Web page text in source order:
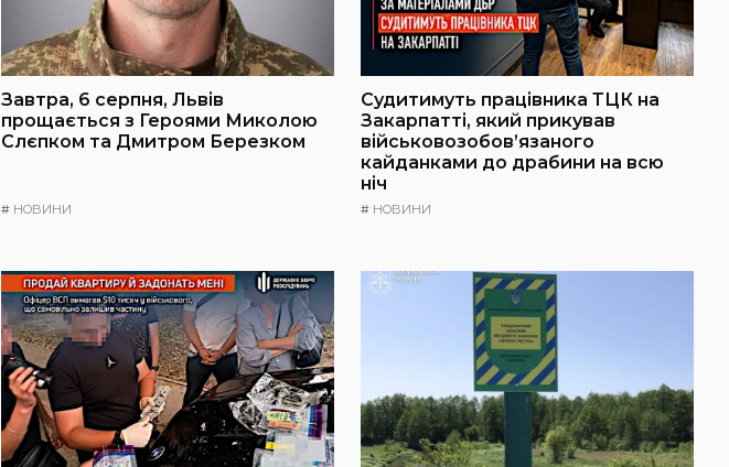
Завтра, 6 серпня, Львів
прощається з Героями Миколою
Слєпком та Дмитром Березком
# НОВИНИ
Судитимуть працівника ТЦК на
Закарпатті, який прикував
військовозобов’язаного
кайданками до драбини на всю
ніч
# НОВИНИ